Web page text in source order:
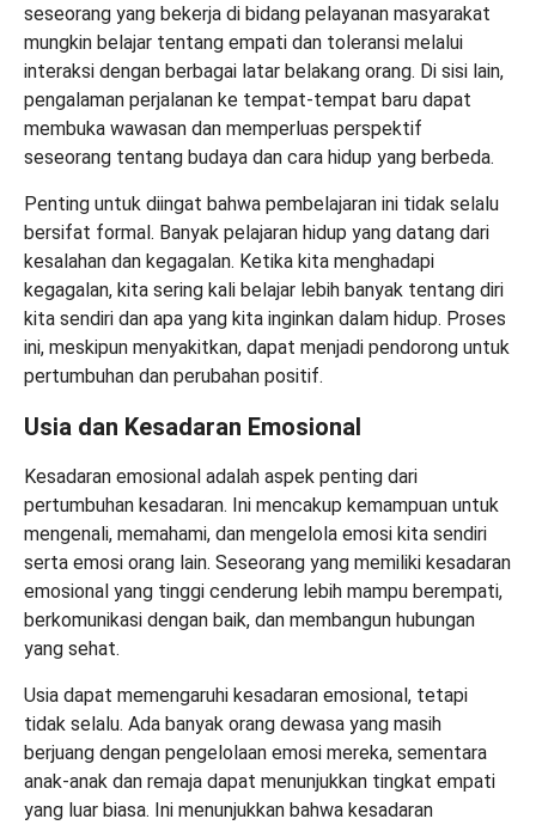
seseorang yang bekerja di bidang pelayanan masyarakat
mungkin belajar tentang empati dan toleransi melalui
interaksi dengan berbagai latar belakang orang. Di sisi lain,
pengalaman perjalanan ke tempat-tempat baru dapat
membuka wawasan dan memperluas perspektif
seseorang tentang budaya dan cara hidup yang berbeda.
Penting untuk diingat bahwa pembelajaran ini tidak selalu
bersifat formal. Banyak pelajaran hidup yang datang dari
kesalahan dan kegagalan. Ketika kita menghadapi
kegagalan, kita sering kali belajar lebih banyak tentang diri
kita sendiri dan apa yang kita inginkan dalam hidup. Proses
ini, meskipun menyakitkan, dapat menjadi pendorong untuk
pertumbuhan dan perubahan positif.
Usia dan Kesadaran Emosional
Kesadaran emosional adalah aspek penting dari
pertumbuhan kesadaran. Ini mencakup kemampuan untuk
mengenali, memahami, dan mengelola emosi kita sendiri
serta emosi orang lain. Seseorang yang memiliki kesadaran
emosional yang tinggi cenderung lebih mampu berempati,
berkomunikasi dengan baik, dan membangun hubungan
yang sehat.
Usia dapat memengaruhi kesadaran emosional, tetapi
tidak selalu. Ada banyak orang dewasa yang masih
berjuang dengan pengelolaan emosi mereka, sementara
anak-anak dan remaja dapat menunjukkan tingkat empati
yang luar biasa. Ini menunjukkan bahwa kesadaran